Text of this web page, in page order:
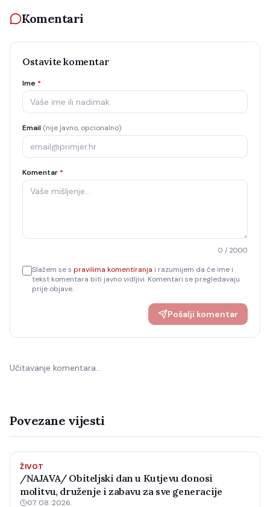
Komentari
Ostavite komentar
Ime *
Email (nije javno, opcionalno)
Komentar *
0 / 2000
Slažem se s pravilima komentiranja i razumijem da će ime i
tekst komentara biti javno vidljivi. Komentari se pregledavaju
prije objave.
Pošalji komentar
Učitavanje komentara…
Povezane vijesti
ŽIVOT
/NAJAVA/ Obiteljski dan u Kutjevu donosi
molitvu, druženje i zabavu za sve generacije
07. 08. 2026.